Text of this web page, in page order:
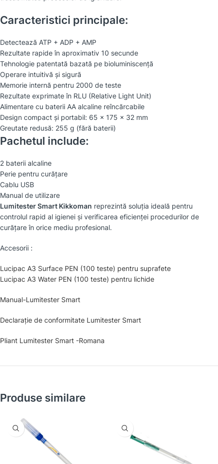
Caracteristici principale:
Detectează ATP + ADP + AMP
Rezultate rapide în aproximativ 10 secunde
Tehnologie patentată bazată pe bioluminiscență
Operare intuitivă și sigură
Memorie internă pentru 2000 de teste
Rezultate exprimate în RLU (Relative Light Unit)
Alimentare cu baterii AA alcaline reîncărcabile
Design compact și portabil: 65 × 175 × 32 mm
Greutate redusă: 255 g (fără baterii)
Pachetul include:
2 baterii alcaline
Perie pentru curățare
Cablu USB
Manual de utilizare
Lumitester Smart Kikkoman reprezintă soluția ideală pentru
controlul rapid al igienei și verificarea eficienței procedurilor de
curățare în orice mediu profesional.
Accesorii :
Lucipac A3 Surface PEN (100 teste) pentru suprafete
Lucipac A3 Water PEN (100 teste) pentru lichide
Manual-Lumitester Smart
Declarație de conformitate Lumitester Smart
Pliant Lumitester Smart -Romana
Produse similare